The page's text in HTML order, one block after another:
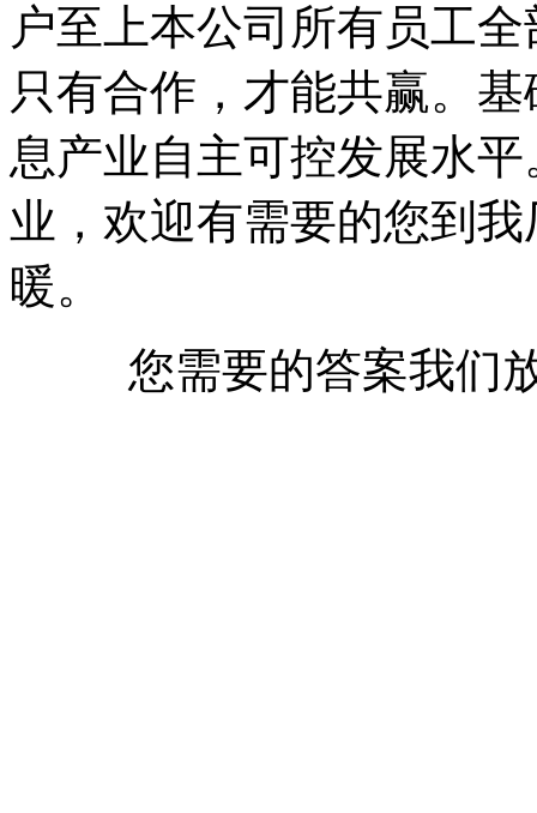
户至上本公司所有员工
只有合作，才能共赢。
息产业自主可控发展水
业，欢迎有需要的您到
暖。
您需要的答案我们